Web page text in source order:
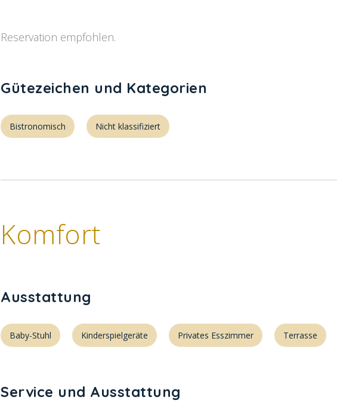
Reservation empfohlen.
Gütezeichen und Kategorien
Bistronomisch Nicht klassifiziert
Komfort
Ausstattung
Baby-Stuhl Kinderspielgeräte Privates Esszimmer Terrasse
Service und Ausstattung